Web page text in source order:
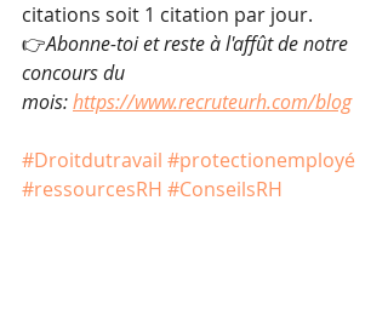
citations soit 1 citation par jour.
👉Abonne-toi et reste à l'affût de notre
concours du
mois: https://www.recruteurh.com/blog
#Droitdutravail #protectionemployé
#ressourcesRH #ConseilsRH